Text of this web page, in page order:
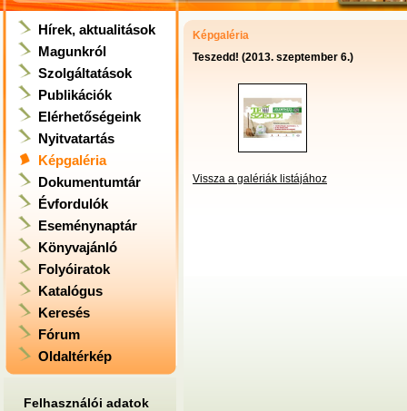
Hírek, aktualitások
Magunkról
Szolgáltatások
Publikációk
Elérhetőségeink
Nyitvatartás
Képgaléria
Dokumentumtár
Évfordulók
Eseménynaptár
Könyvajánló
Folyóiratok
Katalógus
Keresés
Fórum
Oldaltérkép
Felhasználói adatok
Képgaléria
Teszedd! (2013. szeptember 6.)
Vissza a galériák listájához